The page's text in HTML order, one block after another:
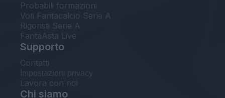
Probabili formazioni
Voti Fantacalcio Serie A
Rigoristi Serie A
FantaAsta Live
Supporto
Contatti
Impostazioni privacy
Lavora con noi
Chi siamo